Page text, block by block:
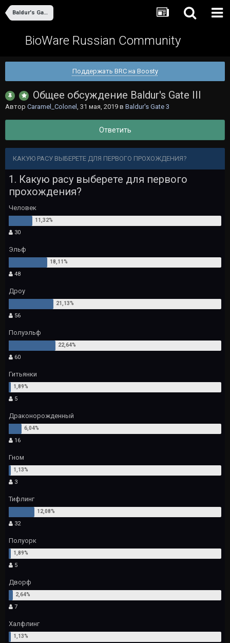
Baldur's Gate 3
BioWare Russian Community
Поддержать BRC на Boosty
Общее обсуждение Baldur's Gate III
Автор Caramel_Colonel , 31 мая, 2019 в Baldur's Gate 3
Ответить
КАКУЮ РАСУ ВЫБЕРЕТЕ ДЛЯ ПЕРВОГО ПРОХОЖДЕНИЯ?
1. Какую расу выберете для первого
прохождения?
Человек
30
Эльф
48
Дроу
56
Полуэльф
60
Гитьянки
5
Драконорожденный
16
Гном
3
Тифлинг
32
Полуорк
5
Дворф
7
Халфлинг